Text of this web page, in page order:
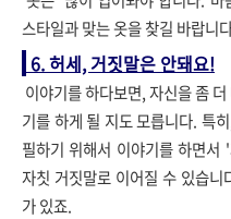
스타일과 맞는 옷을 찾길 바랍니
6. 허세, 거짓말은 안돼요!
이야기를 하다보면, 자신을 좀
기를 하게 될 지도 모릅니다. 특
필하기 위해서 이야기를 하면
자칫 거짓말로 이어질 수 있습
가 있죠.